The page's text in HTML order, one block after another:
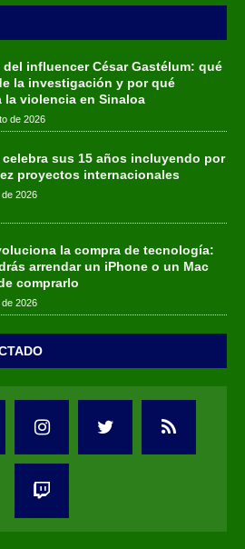
del influencer César Gastélum: qué
la investigación y por qué
la violencia en Sinaloa
de 2026
celebra sus 15 años incluyendo por
proyectos internacionales
de 2026
la compra de tecnología:
arrendar un iPhone o un Mac
comprarlo
de 2026